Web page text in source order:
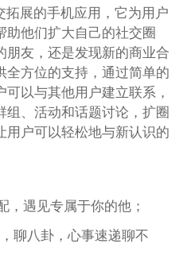
拓展的手机应用，它为用户
他们扩大自己的社交圈
朋友，还是发现新的商业合
全方位的支持，通过简单的
以与其他用户建立联系，
组、活动和话题讨论，扩圈
用户可以轻松地与新认识的
，遇见专属于你的他；
聊八卦，心事速递聊不